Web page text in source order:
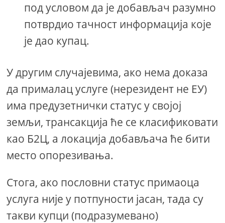
под условом да је добављач разумно
потврдио тачност информација које
је дао купац.
У другим случајевима, ако нема доказа
да прималац услуге (нерезидент не ЕУ)
има предузетнички статус у својој
земљи, трансакција ће се класификовати
као Б2Ц, а локација добављача ће бити
место опорезивања.
Стога, ако пословни статус примаоца
услуга није у потпуности јасан, тада су
такви купци (подразумевано)